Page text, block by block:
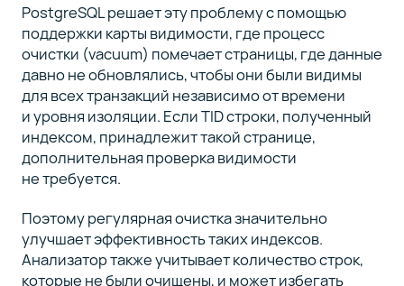
PostgreSQL решает эту проблему с помощью
поддержки карты видимости, где процесс
очистки (vacuum) помечает страницы, где данные
давно не обновлялись, чтобы они были видимы
для всех транзакций независимо от времени
и уровня изоляции. Если TID строки, полученный
индексом, принадлежит такой странице,
дополнительная проверка видимости
не требуется.
Поэтому регулярная очистка значительно
улучшает эффективность таких индексов.
Анализатор также учитывает количество строк,
которые не были очищены, и может избегать